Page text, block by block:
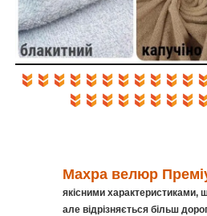
Махра велюр
якісними характеристиками,
але відрізняється більш